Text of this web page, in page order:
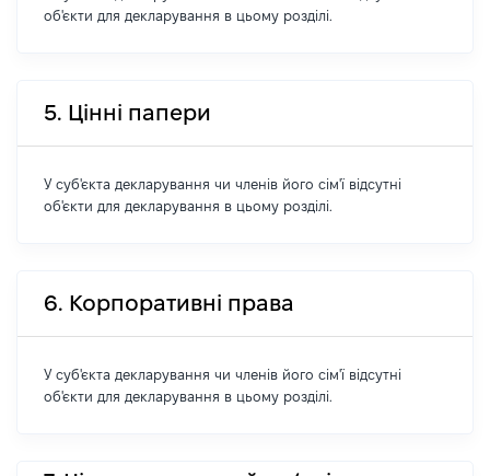
об'єкти для декларування в цьому розділі.
5. Цінні папери
У суб'єкта декларування чи членів його сім'ї відсутні
об'єкти для декларування в цьому розділі.
6. Корпоративні права
У суб'єкта декларування чи членів його сім'ї відсутні
об'єкти для декларування в цьому розділі.